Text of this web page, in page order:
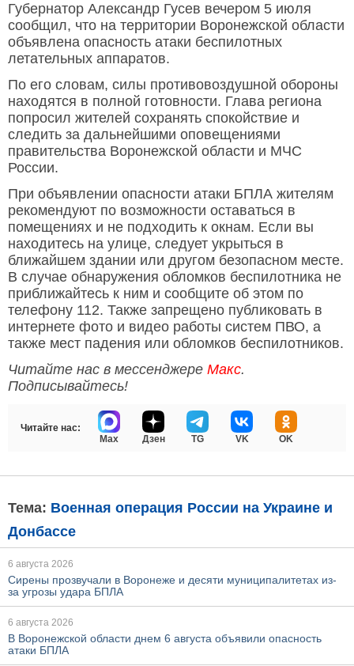
Губернатор Александр Гусев вечером 5 июля
сообщил, что на территории Воронежской области
объявлена опасность атаки беспилотных
летательных аппаратов.
По его словам, силы противовоздушной обороны
находятся в полной готовности. Глава региона
попросил жителей сохранять спокойствие и
следить за дальнейшими оповещениями
правительства Воронежской области и МЧС
России.
При объявлении опасности атаки БПЛА жителям
рекомендуют по возможности оставаться в
помещениях и не подходить к окнам. Если вы
находитесь на улице, следует укрыться в
ближайшем здании или другом безопасном месте.
В случае обнаружения обломков беспилотника не
приближайтесь к ним и сообщите об этом по
телефону 112. Также запрещено публиковать в
интернете фото и видео работы систем ПВО, а
также мест падения или обломков беспилотников.
Читайте нас в мессенджере Макс.
Подписывайтесь!
Читайте нас:
Max
Дзен TG VK OK
Тема: Военная операция России на Украине и
Донбассе
6 августа 2026
Сирены прозвучали в Воронеже и десяти муниципалитетах из-
за угрозы удара БПЛА
6 августа 2026
В Воронежской области днем 6 августа объявили опасность
атаки БПЛА